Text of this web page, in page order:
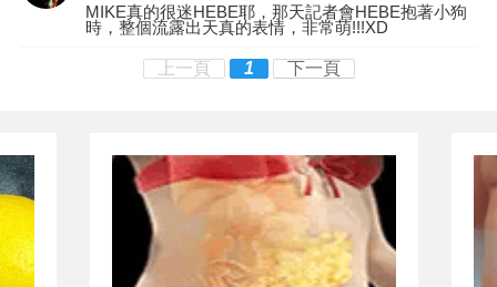
MIKE真的很迷HEBE耶，那天記者會HEBE抱著小狗
時，整個流露出天真的表情，非常萌!!!XD
上一頁 1 下一頁